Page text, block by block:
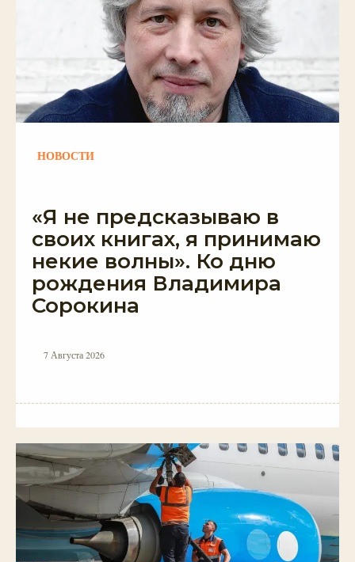
НОВОСТИ
«Я не предсказываю в
своих книгах, я принимаю
некие волны». Ко дню
рождения Владимира
Сорокина
7 Августа 2026